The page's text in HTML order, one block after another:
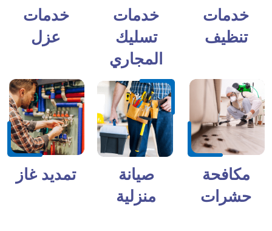
خدمات
تنظيف
خدمات
تسليك
المجاري
خدمات
عزل
مكافحة
حشرات
صيانة
منزلية
تمديد غاز